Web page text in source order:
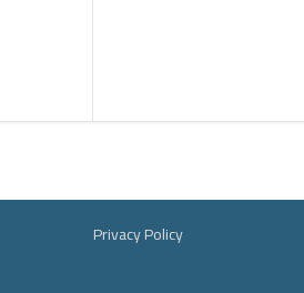
Privacy Policy